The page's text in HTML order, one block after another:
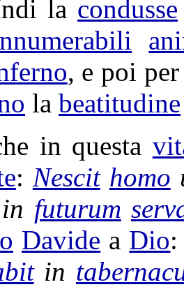
la condusse
, e poi
la beatitudine
in questa
: Nescit homo
futurum
Davide a Dio
in